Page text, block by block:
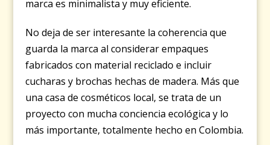
marca es minimalista y muy eficiente.
No deja de ser interesante la coherencia que
guarda la marca al considerar empaques
fabricados con material reciclado e incluir
cucharas y brochas hechas de madera. Más que
una casa de cosméticos local, se trata de un
proyecto con mucha conciencia ecológica y lo
más importante, totalmente hecho en Colombia.